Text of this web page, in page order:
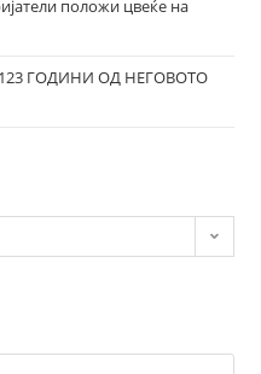
положи цвеќе на
ГОДИНИ ОД НЕГОВОТО